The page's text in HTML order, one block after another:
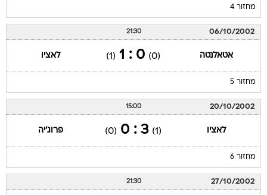
מחזור 4
06/10/2002
21:30
אטאלנטה (0)
0 : 1
(1) לאציו
מחזור 5
20/10/2002
15:00
לאציו (1)
3 : 0
(0) פרוג'יה
מחזור 6
27/10/2002
21:30